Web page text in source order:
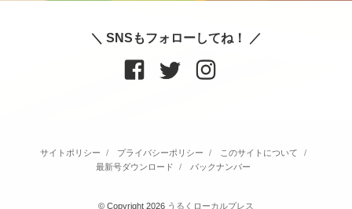
＼ SNSもフォローしてね！ ／
サイトポリシー プライバシーポリシー
このサイトについて
最新号ダウンロード
バックナンバー
© Copyright 2026 うるくローカルプレス